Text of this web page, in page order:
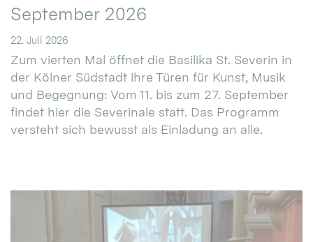
September 2026
22. Juli 2026
Zum vierten Mal öffnet die Basilika St. Severin in
der Kölner Südstadt ihre Türen für Kunst, Musik
und Begegnung: Vom 11. bis zum 27. September
findet hier die Severinale statt. Das Programm
versteht sich bewusst als Einladung an alle.